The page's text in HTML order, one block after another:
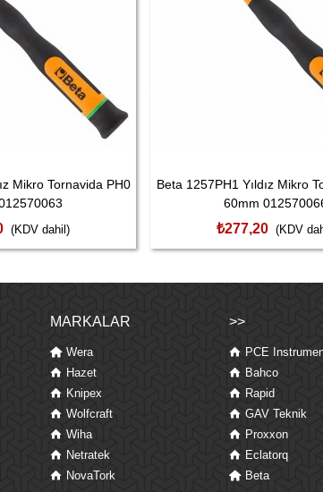
Mikro Tornavida PH0
(KDV dahil)
Beta 1257PH1 Yıldız Mikro
60mm
₺277,20 (KDV
MARKALAR
Wera
Hazet
Knipex
Wolfcraft
Wiha
Netratek
NovaTork
>>
PCE
Bahco
Rapid
GAV Teknik
Proxxon
Eclatorq
Beta